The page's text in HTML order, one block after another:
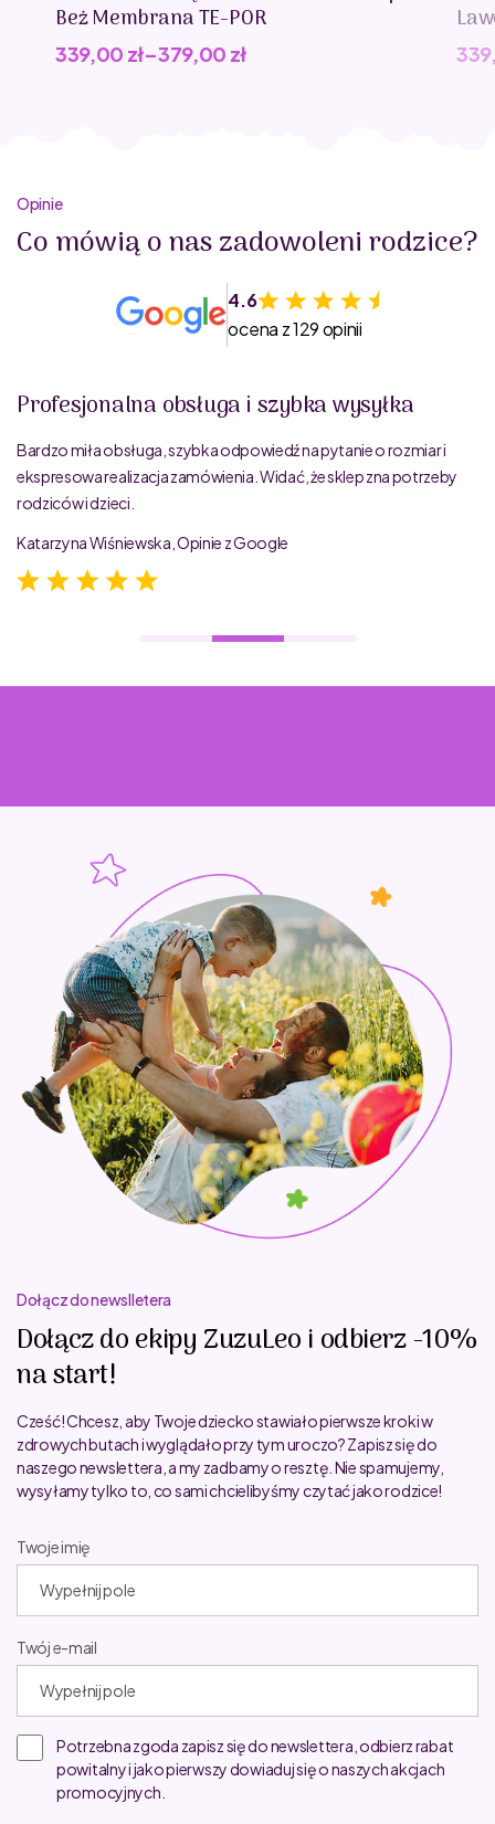
Beż Membrana TE-POR
339,00 zł–379,00 zł
Opinie
Co mówią o nas zadowoleni rodzice?
4.6
ocena z 129 opinii
Profesjonalna obsługa i szybka wysyłka
Bardzo miła obsługa, szybka odpowiedź na pytanie o rozmiar i
ekspresowa realizacja zamówienia. Widać, że sklep zna potrzeby
rodziców i dzieci.
Katarzyna Wiśniewska, Opinie z Google
Dołącz do newslletera
Dołącz do ekipy ZuzuLeo i odbierz -10%
na start!
Cześć! Chcesz, aby Twoje dziecko stawiało pierwsze kroki w
zdrowych butach i wyglądało przy tym uroczo? Zapisz się do
naszego newslettera, a my zadbamy o resztę. Nie spamujemy,
wysyłamy tylko to, co sami chcielibyśmy czytać jako rodzice!
Twoje imię
Twój e-mail
Potrzebna zgoda zapisz się do newslettera, odbierz rabat
powitalny i jako pierwszy dowiaduj się o naszych akcjach
promocyjnych.